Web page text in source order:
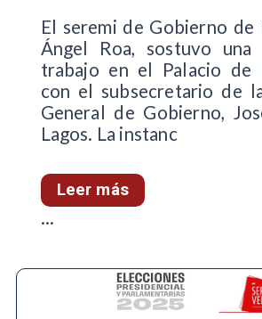
El seremi de Gobierno de
Ángel Roa, sostuvo una
trabajo en el Palacio de
con el subsecretario de
General de Gobierno,
Lagos. La instanc
Leer más
...